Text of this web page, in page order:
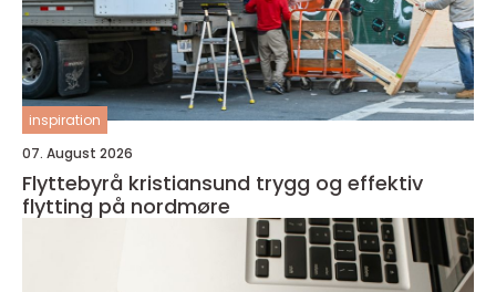
inspiration
07. August 2026
Flyttebyrå kristiansund trygg og effektiv
flytting på nordmøre